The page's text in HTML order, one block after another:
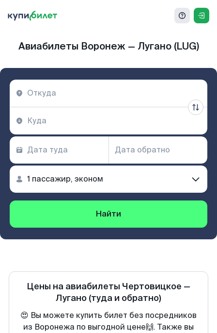
Авиабилеты Воронеж — Лугано (LUG)
Найти
Цены на авиабилеты Чертовицкое —
Лугано (туда и обратно)
😍 Вы можете купить билет без посредников
из Воронежа по выгодной цене🙌. Также вы